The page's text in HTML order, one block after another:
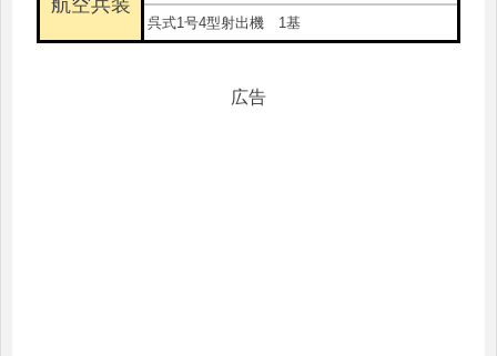
呉式1号4型射出機 1基
広告